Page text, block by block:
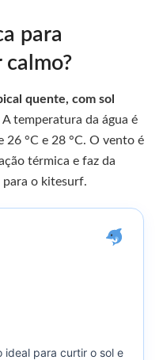
para
calmo?
quente, com sol
A temperatura da água é
26 °C e 28 °C. O vento é
térmica e faz da
o kitesurf.
ideal para curtir o sol e